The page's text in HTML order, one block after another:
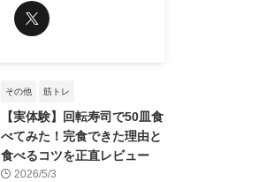
その他 筋トレ
【実体験】回転寿司で50皿食
べてみた！完食できた理由と
食べるコツを正直レビュー
2026/5/3